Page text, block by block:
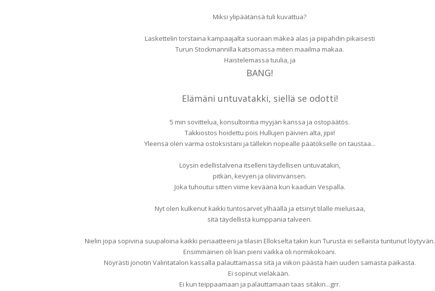
Miksi ylipäätänsä tuli kuvattua?
Laskettelin torstaina kampaajalta suoraan mäkeä alas ja piipahdin pikaisesti
Turun Stockmannilla katsomassa miten maailma makaa.
Haistelemassa tuulia, ja
BANG!
Elämäni untuvatakki, siellä se odotti!
5 min sovittelua, konsultointia myyjän kanssa ja ostopäätös.
Takkiostos hoidettu pois Hullujen päivien alta, jipii!
Yleensä olen varma ostoksistani ja tällekin nopealle päätökselle on taustaa...
Löysin edellistalvena itselleni täydellisen untuvatakin,
pitkän, kevyen ja oliivinvärisen.
Joka tuhoutui sitten viime keväänä kun kaaduin Vespalla.
Nyt olen kulkenut kaikki tuntosarvet ylhäällä ja etsinyt tilalle mieluisaa,
sitä täydellistä kumppania talveen.
Nielin jopa sopivina suupaloina kaikki periaatteeni ja tilasin Ellokselta takin kun Turusta ei sellaista tuntunut löytyvän.
Ensimmäinen oli liian pieni vaikka oli normikokoani.
Nöyrästi jonotin Valintatalon kassalla palauttamassa sitä ja viikon päästä hain uuden samasta paikasta.
Ei sopinut vieläkään.
Ei kun teippaamaan ja palauttamaan taas sitäkin...grr.